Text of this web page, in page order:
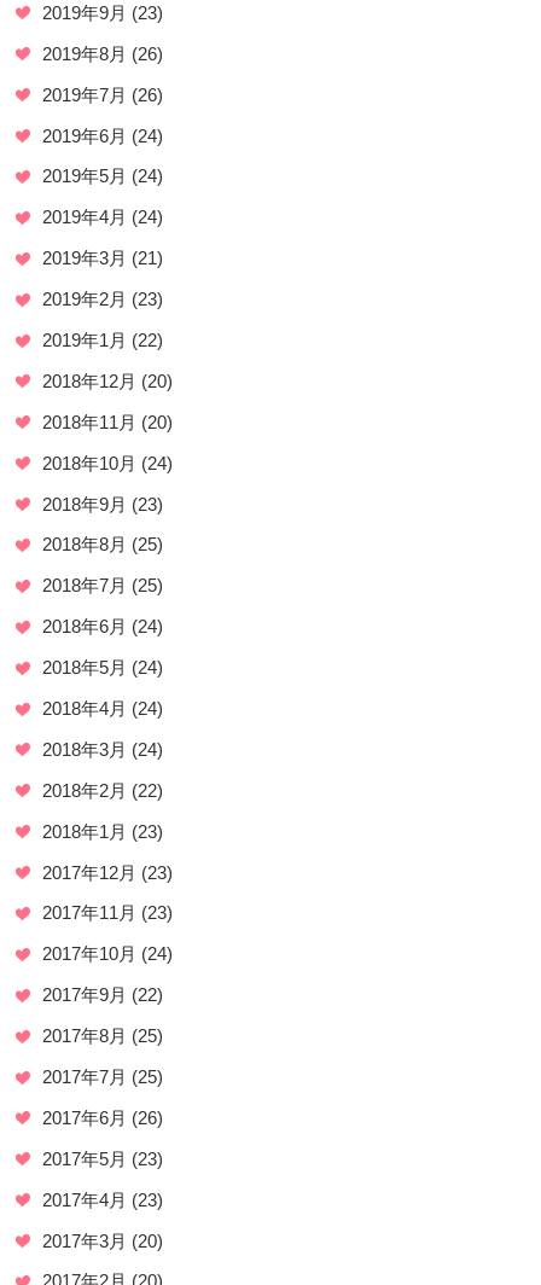
2019年9月 (23)
2019年8月 (26)
2019年7月 (26)
2019年6月 (24)
2019年5月 (24)
2019年4月 (24)
2019年3月 (21)
2019年2月 (23)
2019年1月 (22)
2018年12月 (20)
2018年11月 (20)
2018年10月 (24)
2018年9月 (23)
2018年8月 (25)
2018年7月 (25)
2018年6月 (24)
2018年5月 (24)
2018年4月 (24)
2018年3月 (24)
2018年2月 (22)
2018年1月 (23)
2017年12月 (23)
2017年11月 (23)
2017年10月 (24)
2017年9月 (22)
2017年8月 (25)
2017年7月 (25)
2017年6月 (26)
2017年5月 (23)
2017年4月 (23)
2017年3月 (20)